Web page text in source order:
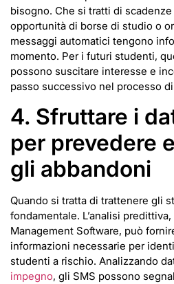
bisogno. Che si tratti di
opportunità di borse di studio o
messaggi automatici tengono
momento. Per i futuri studenti,
possono suscitare interesse e
passo successivo nel processo
4. Sfruttare i
per prevedere
gli abbandoni
Quando si tratta di trattenere gli
fondamentale. L’analisi
Management Software, può
informazioni necessarie per
studenti a rischio. Analizzando
impegno, gli SMS possono